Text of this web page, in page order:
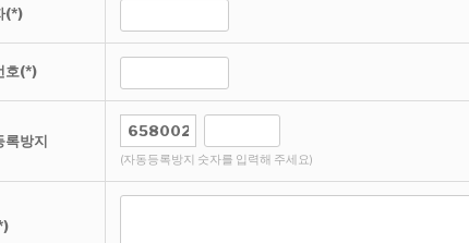
(*)
호(*)
록방지
(자동등록방지 숫자를 입력해 주세요)